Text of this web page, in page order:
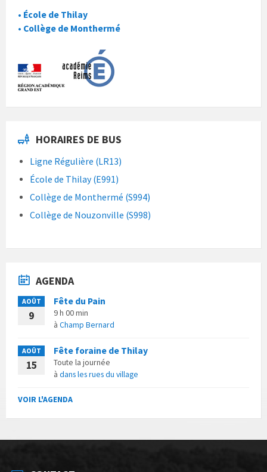
• École de Thilay
• Collège de Monthermé
HORAIRES DE BUS
Ligne Régulière (LR13)
École de Thilay (E991)
Collège de Monthermé (S994)
Collège de Nouzonville (S998)
AGENDA
AOÛT
9
Fête du Pain
9 h 00 min
à Champ Bernard
AOÛT
15
Fête foraine de Thilay
Toute la journée
à dans les rues du village
VOIR L'AGENDA